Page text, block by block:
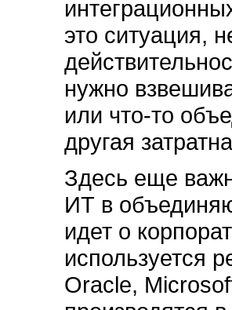
это ситуация,
нужно
или что-то
другая
Здесь еще
ИТ в
идет о
используется
Oracle,